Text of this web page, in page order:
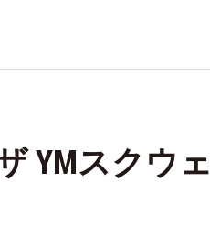
YMスクウェ